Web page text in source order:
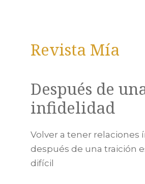
Revista Mía
Después de
infidelidad
Volver a tener relaciones
después de una traición
difícil